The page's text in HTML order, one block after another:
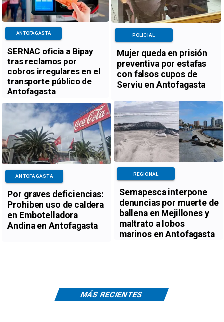
SERNAC oficia a Bipay
tras reclamos por
cobros irregulares en el
transporte público de
Antofagasta
ANTOFAGASTA
Mujer queda en prisión
preventiva por estafas
con falsos cupos de
Serviu en Antofagasta
POLICIAL
Por graves deficiencias:
Prohiben uso de caldera
en Embotelladora
Andina en Antofagasta
ANTOFAGASTA
Sernapesca interpone
denuncias por muerte de
ballena en Mejillones y
maltrato a lobos
marinos en Antofagasta
REGIONAL
MÁS RECIENTES